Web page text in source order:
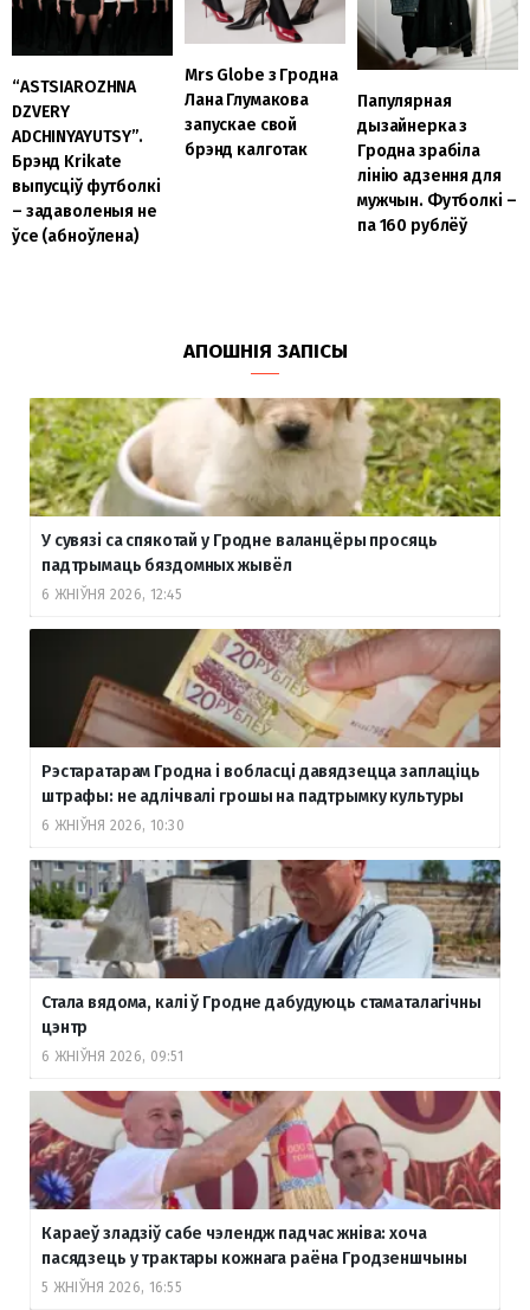
“ASTSIAROZHNA
DZVERY
ADCHINYAYUTSY”.
Брэнд Krikate
выпусціў футболкі
– задаволеныя не
ўсе (абноўлена)
Mrs Globe з Гродна
Лана Глумакова
запускае свой
брэнд калготак
Папулярная
дызайнерка з
Гродна зрабіла
лінію адзення для
мужчын. Футболкі –
па 160 рублёў
АПОШНІЯ ЗАПІСЫ
У сувязі са спякотай у Гродне валанцёры просяць
падтрымаць бяздомных жывёл
6 ЖНІЎНЯ 2026, 12:45
Рэстаратарам Гродна і вобласці давядзецца заплаціць
штрафы: не адлічвалі грошы на падтрымку культуры
6 ЖНІЎНЯ 2026, 10:30
Стала вядома, калі ў Гродне дабудуюць стаматалагічны
цэнтр
6 ЖНІЎНЯ 2026, 09:51
Караеў зладзіў сабе чэлендж падчас жніва: хоча
пасядзець у трактары кожнага раёна Гродзеншчыны
5 ЖНІЎНЯ 2026, 16:55